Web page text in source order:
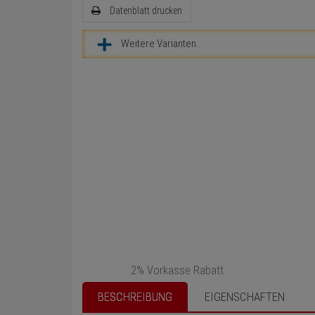
Datenblatt drucken
Weitere Varianten...
2% Vorkasse Rabatt
BESCHREIBUNG
EIGENSCHAFTEN